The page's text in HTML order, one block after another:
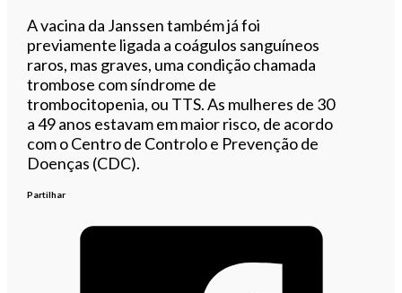
A vacina da Janssen também já foi
previamente ligada a coágulos sanguíneos
raros, mas graves, uma condição chamada
trombose com síndrome de
trombocitopenia, ou TTS. As mulheres de 30
a 49 anos estavam em maior risco, de acordo
com o Centro de Controlo e Prevenção de
Doenças (CDC).
Partilhar